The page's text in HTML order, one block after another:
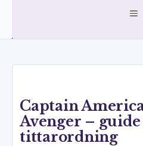
Captain
Avenger – guide
tittarordning